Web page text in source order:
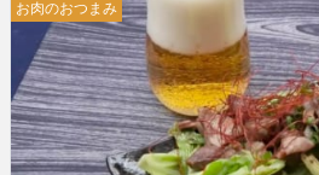
お肉のおつまみ